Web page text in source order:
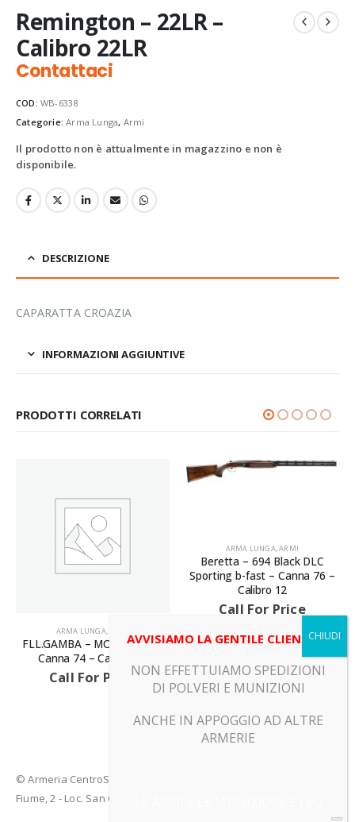
Remington – 22LR –
Calibro 22LR
Contattaci
COD: WB-6338
Categorie:Arma Lunga, Armi
Il prodotto non è attualmente in magazzino e non è
disponibile.
DESCRIZIONE
CAPARATTA CROAZIA
INFORMAZIONI AGGIUNTIVE
PRODOTTI CORRELATI
ARMA LUNGA,
FLL.GAMBA – MONTREAL –
Canna 74 – Calibro 12
Call For Price
ARMA LUNGA,ARMI
Beretta – 694 Black DLC
Sporting b-fast – Canna 76 –
Calibro 12
Call For Price
© Armeria CentroSport 31029 VITTORIO VENETO (TV) - Piazza
Fiume, 2 - Loc. San Giacomo di Veglia (TV)
AVVISIAMO LA GENTILE CLIENTELA
NON EFFETTUIAMO SPEDIZIONI
DI POLVERI E MUNIZIONI
ANCHE IN APPOGGIO AD ALTRE
ARMERIE